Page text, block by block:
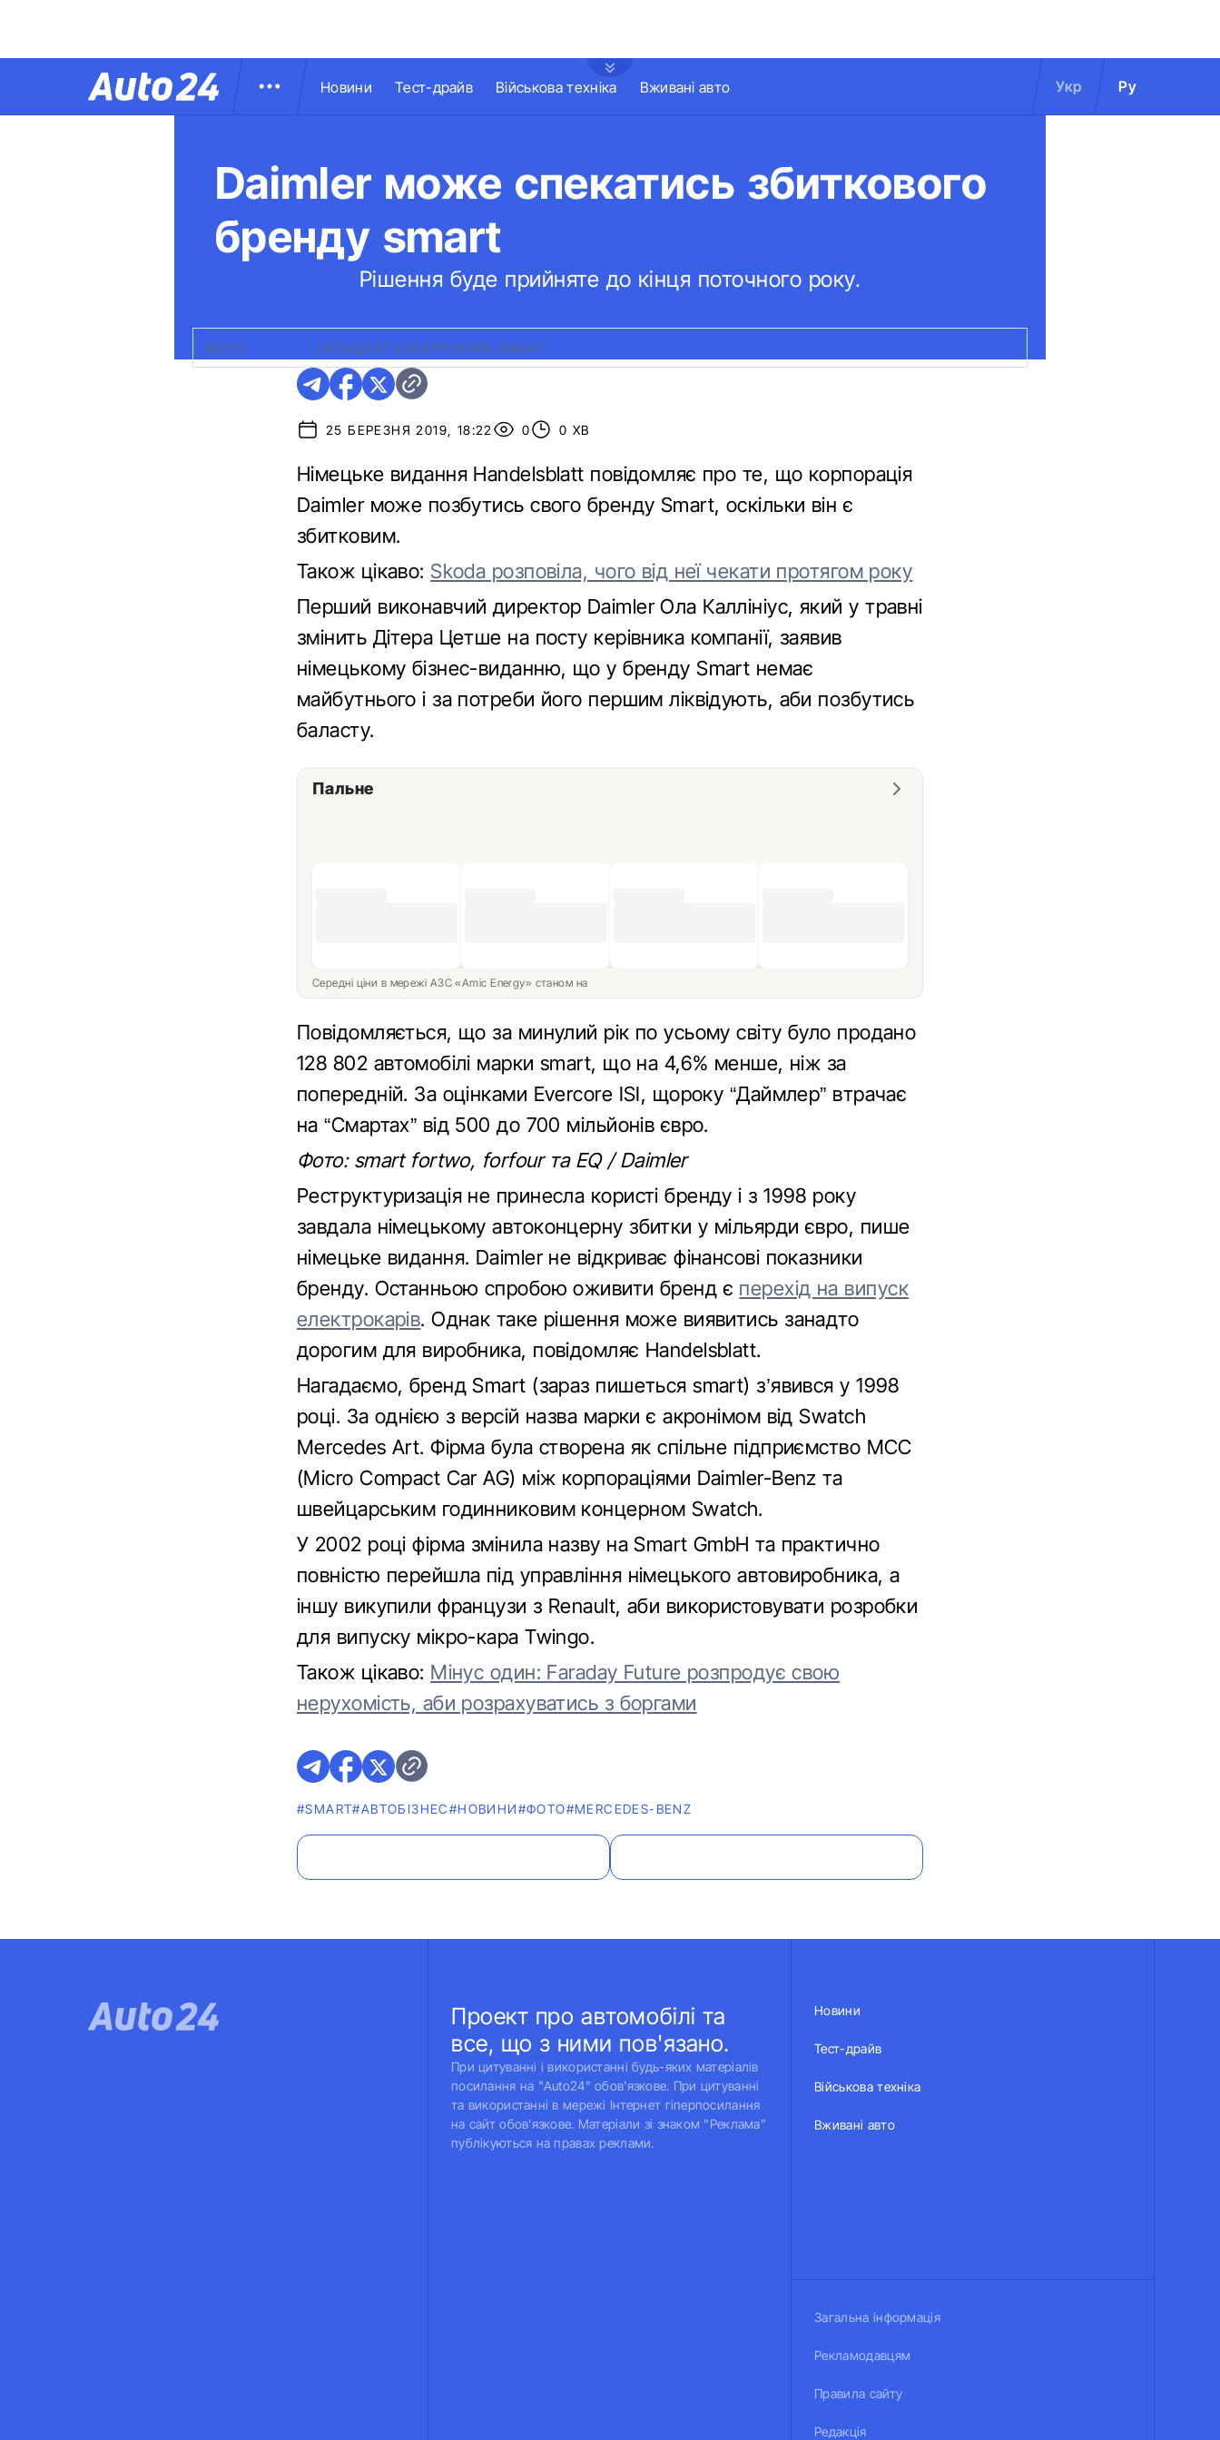
Новини Тест-драйв Військова техніка Вживані авто Укр Ру
Daimler може спекатись збиткового
бренду smart
Рішення буде прийняте до кінця поточного року.
ФОТО: КОНЦЕПТ ЕЛЕКТРОКАРА SMART
25 БЕРЕЗНЯ 2019, 18:22 0 0 ХВ
Німецьке видання Handelsblatt повідомляє про те, що корпорація
Daimler може позбутись свого бренду Smart, оскільки він є
збитковим.
Також цікаво: Skoda розповіла, чого від неї чекати протягом року
Перший виконавчий директор Daimler Ола Каллініус, який у травні
змінить Дітера Цетше на посту керівника компанії, заявив
німецькому бізнес-виданню, що у бренду Smart немає
майбутнього і за потреби його першим ліквідують, аби позбутись
баласту.
Пальне
Середні ціни в мережі АЗС «Amic Energy» станом на
Повідомляється, що за минулий рік по усьому світу було продано
128 802 автомобілі марки smart, що на 4,6% менше, ніж за
попередній. За оцінками Evercore ISI, щороку “Даймлер” втрачає
на “Смартах” від 500 до 700 мільйонів євро.
Фото: smart fortwo, forfour та EQ / Daimler
Реструктуризація не принесла користі бренду і з 1998 року
завдала німецькому автоконцерну збитки у мільярди євро, пише
німецьке видання. Daimler не відкриває фінансові показники
бренду. Останньою спробою оживити бренд є перехід на випуск
електрокарів. Однак таке рішення може виявитись занадто
дорогим для виробника, повідомляє Handelsblatt.
Нагадаємо, бренд Smart (зараз пишеться smart) з’явився у 1998
році. За однією з версій назва марки є акронімом від Swatch
Mercedes Art. Фірма була створена як спільне підприємство MCC
(Micro Compact Car AG) між корпораціями Daimler-Benz та
швейцарським годинниковим концерном Swatch.
У 2002 році фірма змінила назву на Smart GmbH та практично
повністю перейшла під управління німецького автовиробника, а
іншу викупили французи з Renault, аби використовувати розробки
для випуску мікро-кара Twingo.
Також цікаво: Мінус один: Faraday Future розпродує свою
нерухомість, аби розрахуватись з боргами
#SMART#АВТОБІЗНЕС#НОВИНИ#ФОТО#MERCEDES-BENZ
Проект про автомобілі та
все, що з ними пов'язано.
При цитуванні і використанні будь-яких матеріалів
посилання на "Auto24" обов'язкове. При цитуванні
та використанні в мережі Інтернет гіперпосилання
на сайт обов'язкове. Матеріали зі знаком "Реклама"
публікуються на правах реклами.
Новини
Тест-драйв
Військова техніка
Вживані авто
Загальна інформація
Рекламодавцям
Правила сайту
Редакція